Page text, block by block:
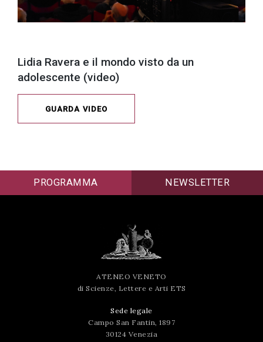
Lidia Ravera e il mondo visto da un
adolescente (video)
GUARDA VIDEO
PROGRAMMA NEWSLETTER
ATENEO VENETO
di Scienze, Lettere e Arti ETS
Sede legale
Campo San Fantin, 1897
30124 Venezia